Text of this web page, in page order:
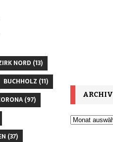
NORD (13)
BUCHHOLZ (11)
(97)
(37)
ARCHIV